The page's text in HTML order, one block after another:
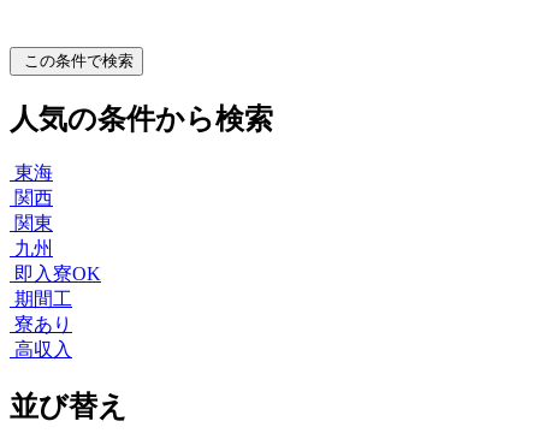
この条件で検索
人気の条件から検索
東海
関西
関東
九州
即入寮OK
期間工
寮あり
高収入
並び替え